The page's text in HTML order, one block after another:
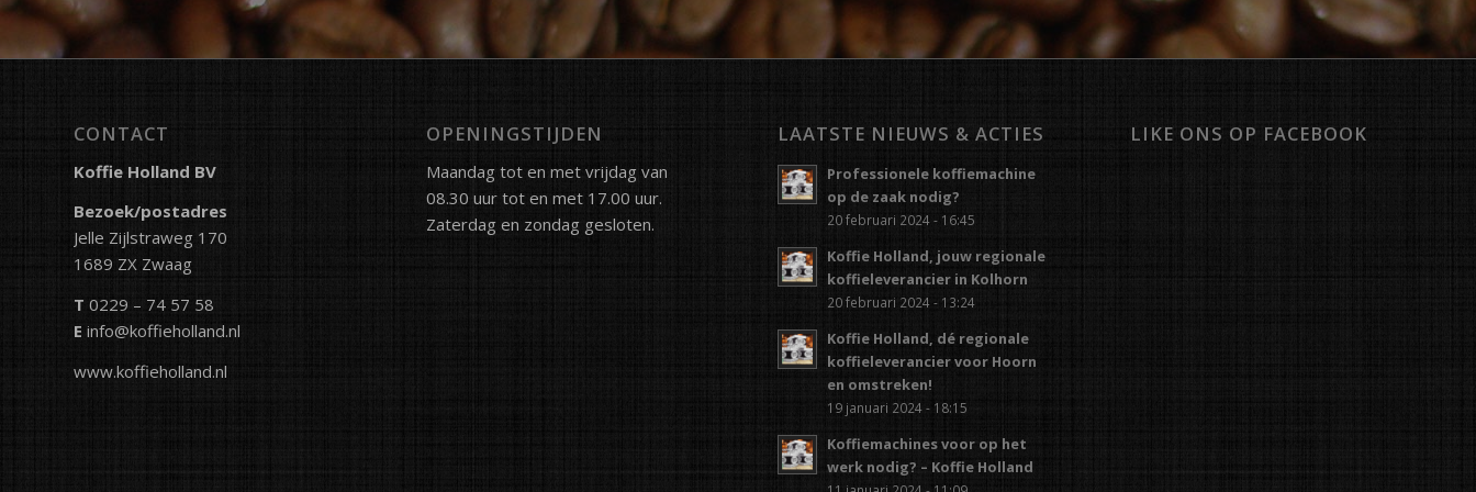
CONTACT
Koffie Holland BV
Bezoek/postadres
Jelle Zijlstraweg 170
1689 ZX Zwaag
T 0229 – 74 57 58
E info@koffieholland.nl
www.koffieholland.nl
OPENINGSTIJDEN
Maandag tot en met vrijdag van
08.30 uur tot en met 17.00 uur.
Zaterdag en zondag gesloten.
LAATSTE NIEUWS & ACTIES
Professionele koffiemachine
op de zaak nodig?
20 februari 2024 - 16:45
Koffie Holland, jouw regionale
koffieleverancier in Kolhorn
20 februari 2024 - 13:24
Koffie Holland, dé regionale
koffieleverancier voor Hoorn
en omstreken!
19 januari 2024 - 18:15
Koffiemachines voor op het
werk nodig? – Koffie Holland
LIKE ONS OP FACEBOOK